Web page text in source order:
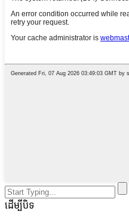
ដើម្បីបិទ